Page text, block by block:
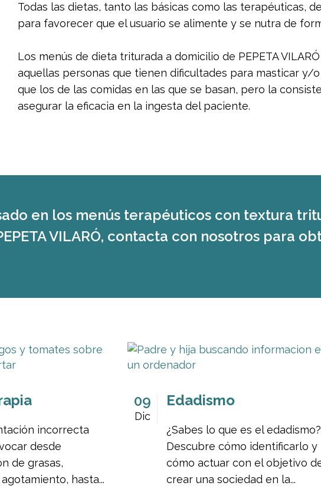
Todas las dietas, tanto las básicas como las terapéuticas,
para favorecer que el usuario se alimente y se nutra de
Los menús de dieta triturada a domicilio de PEPETA
aquellas personas que tienen dificultades para masticar y/
que los de las comidas en las que se basan, pero la
asegurar la eficacia en la ingesta del paciente.
en los menús terapéuticos con textura
VILARÓ, contacta con nosotros para
incorrecta
desde
de grasas,
hasta...
09
Dic
Edadismo
¿Sabes lo que es el edadismo?
Descubre cómo identificarlo y
cómo actuar con el objetivo
crear una sociedad en la...